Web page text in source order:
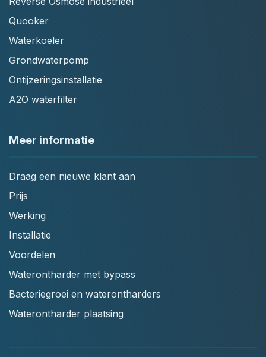
Quooker
Waterkoeler
Grondwaterpomp
Ontijzeringsinstallatie
A2O waterfilter
Meer informatie
Draag een nieuwe klant aan
Prijs
Werking
Installatie
Voordelen
Waterontharder met bypass
Bacteriegroei en waterontharders
Waterontharder plaatsing